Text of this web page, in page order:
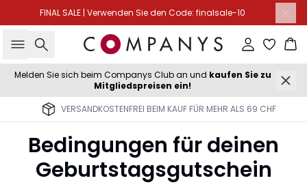
FINAL SALE | Verwenden Sie den Code: finalsale-10
Suche Einloggen
Melden Sie sich beim Companys Club an und kaufen Sie zu
Mitgliedspreisen ein!
VERSANDKOSTENFREI BEIM KAUF FÜR MEHR ALS 69 CHF
Bedingungen für deinen
Geburtstagsgutschein